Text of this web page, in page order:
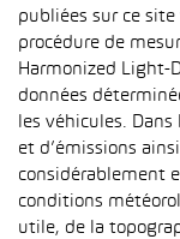
publiées sur ce
procédure de
Harmonized Light-
données
les véhicules.
et d’émissions
considérablement
conditions
utile, de la